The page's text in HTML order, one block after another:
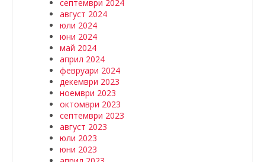
септември 2024
август 2024
юли 2024
юни 2024
май 2024
април 2024
февруари 2024
декември 2023
ноември 2023
октомври 2023
септември 2023
август 2023
юли 2023
юни 2023